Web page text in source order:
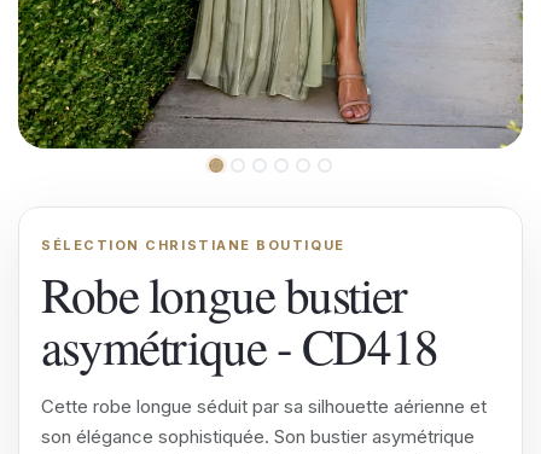
SÉLECTION CHRISTIANE BOUTIQUE
Robe longue bustier
asymétrique - CD418
Cette robe longue séduit par sa silhouette aérienne et
son élégance sophistiquée. Son bustier asymétrique